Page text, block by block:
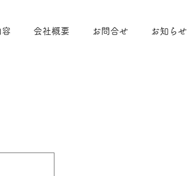
容 会社概要 お問合せ お知らせ